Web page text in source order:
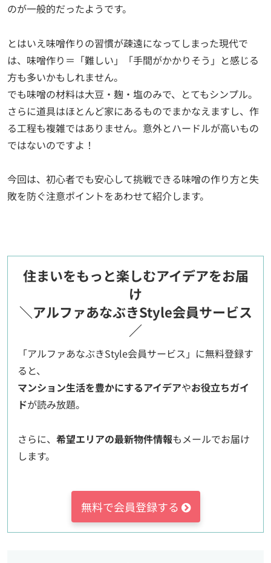
のが一般的だったようです。
とはいえ味噌作りの習慣が疎遠になってしまった現代で
は、味噌作り＝「難しい」「手間がかかりそう」と感じる
方も多いかもしれません。
でも味噌の材料は大豆・麹・塩のみで、とてもシンプル。
さらに道具はほとんど家にあるものでまかなえますし、作
る工程も複雑ではありません。意外とハードルが高いもの
ではないのですよ！
今回は、初心者でも安心して挑戦できる味噌の作り方と失
敗を防ぐ注意ポイントをあわせて紹介します。
住まいをもっと楽しむアイデアをお届
け
＼アルファあなぶきStyle会員サービス
／
「アルファあなぶきStyle会員サービス」に無料登録す
ると、
マンション生活を豊かにするアイデアやお役立ちガイ
ドが読み放題。
さらに、 希望エリアの最新物件情報もメールでお届け
します。
無料で会員登録する